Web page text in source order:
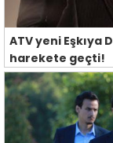
ATV yeni Eşkıya
harekete geçti!